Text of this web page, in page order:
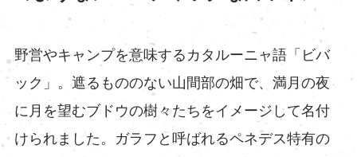
野営やキャンプを意味するカタルーニャ語「ビバ
ック」。遮るもののない山間部の畑で、満月の夜
に月を望むブドウの樹々たちをイメージして名付
けられました。ガラフと呼ばれるペネデス特有の